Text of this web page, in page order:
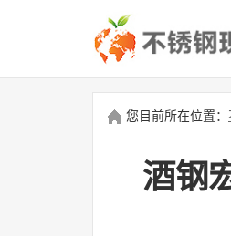
您目前所在位置：
酒钢